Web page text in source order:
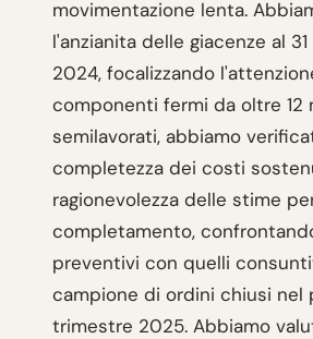
movimentazione lenta.
l'anzianita delle giacenze al
2024, focalizzando
componenti fermi da oltre 12
semilavorati, abbiamo
completezza dei costi
ragionevolezza delle stime
completamento,
preventivi con quelli
campione di ordini chiusi nel
trimestre 2025. Abbiamo